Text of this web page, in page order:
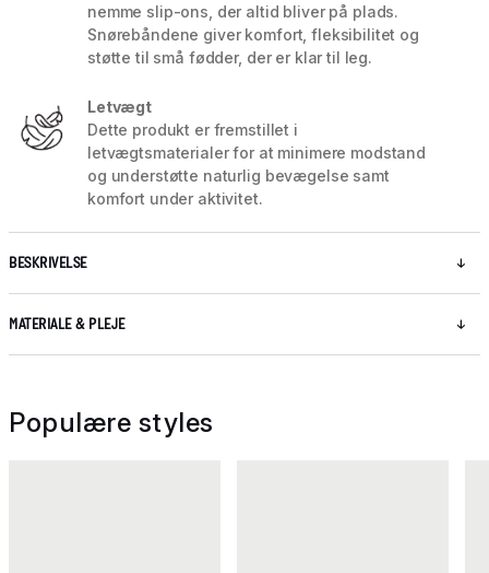
nemme slip-ons, der altid bliver på plads.
Snørebåndene giver komfort, fleksibilitet og
støtte til små fødder, der er klar til leg.
Letvægt
Dette produkt er fremstillet i
letvægtsmaterialer for at minimere modstand
og understøtte naturlig bevægelse samt
komfort under aktivitet.
BESKRIVELSE
MATERIALE & PLEJE
Populære styles